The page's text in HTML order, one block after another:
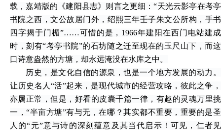
载，嘉靖版的《建阳县志》则言之更细：“天光云影亭在考亭
书院之西，文公故居门外，绍熙三年壬子朱文公所构，手书
四字揭于门楣”……可惜的是，1966年建阳在西门电站建成
时，刻有“考亭书院”的石坊随之迁至现在的玉尺山下，而这
口诗意盎然的方塘，却永远淹没在水库之中。
历史，是文化自信的源泉，也是一个地方发展的动力。
让历史名人 “活”起来，是现代城市的经营攻略，彼此之争，
亦属正常，但是，好看的皮囊千篇一律，有趣的灵魂万里挑
一，“半亩方塘”有与无，在哪？其实都不重要，重要的是圣
人的“元”意与诗的深刻蕴意及其当代启示！可见，仁者见